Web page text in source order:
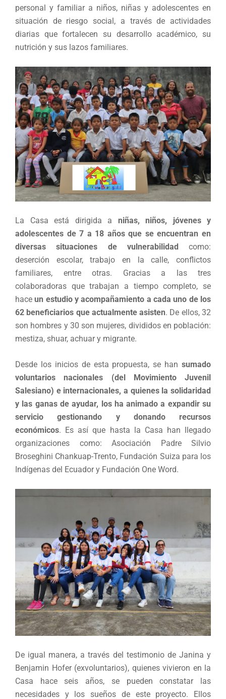
personal y familiar a niños, niñas y adolescentes en
situación de riesgo social, a través de actividades
diarias que fortalecen su desarrollo académico, su
nutrición y sus lazos familiares.
La Casa está dirigida a niñas, niños, jóvenes y
adolescentes de 7 a 18 años que se encuentran en
diversas situaciones de vulnerabilidad
como:
deserción escolar, trabajo en la calle, conflictos
familiares, entre otras. Gracias a las tres
colaboradoras que trabajan a tiempo completo, se
haceun estudio y acompañamiento a cada uno de los
62 beneficiarios que actualmente asisten. De ellos, 32
son hombres y 30 son mujeres, divididos en población:
mestiza, shuar, achuar y migrante.
Desde los inicios de esta propuesta, se han sumado
voluntarios nacionales (del Movimiento Juvenil
Salesiano) e internacionales, a quienes la solidaridad
y las ganas de ayudar, los ha animado a expandir su
servicio gestionando y donando recursos
económicos. Es así que hasta la Casa han llegado
organizaciones como: Asociación Padre Silvio
Broseghini Chankuap-Trento, Fundación Suiza para los
Indígenas del Ecuador y Fundación One Word.
De igual manera, a través del testimonio de Janina y
Benjamin Hofer (exvoluntarios), quienes vivieron en la
Casa hace seis años, se pueden constatar las
necesidades y los sueños de este proyecto. Ellos